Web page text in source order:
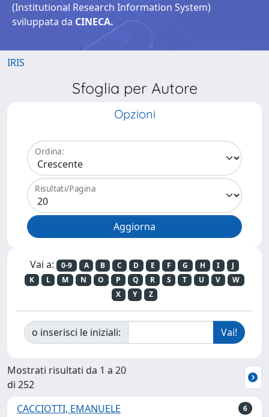
(Institutional Research Information System)
sviluppata da CINECA.
IRIS
Sfoglia per Autore
Opzioni
Ordina:
Risultati/Pagina
Vai a: 0-9 A B C D E F G H I
J
K
L M N O P Q R S T U V
W
X
Y Z
o inserisci le iniziali:
Mostrati risultati da 1 a 20
di 252
CACCIOTTI, EMANUELE
6